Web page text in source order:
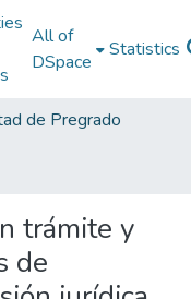
All of
DSpace
Statistics
de Pregrado
trámite y
de